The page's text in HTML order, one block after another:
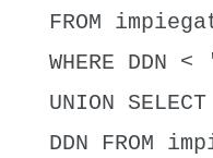
FROM
WHERE DDN
UNION
DDN FROM